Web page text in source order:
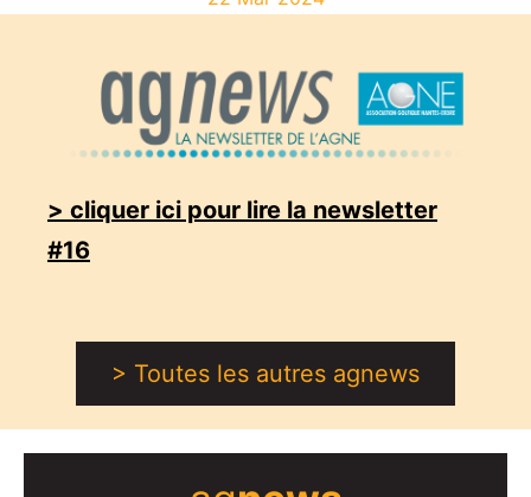
> cliquer ici pour lire la newsletter
#16
> Toutes les autres agnews